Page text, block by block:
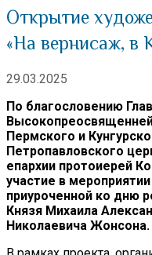
Открытие
«На вернисаж, в
29.03.2025
По благословению
Пермского и
Петропавловского
епархии протоиерей
участие в
приуроченной ко дню
Князя Михаила
Николаевича Жонсона.